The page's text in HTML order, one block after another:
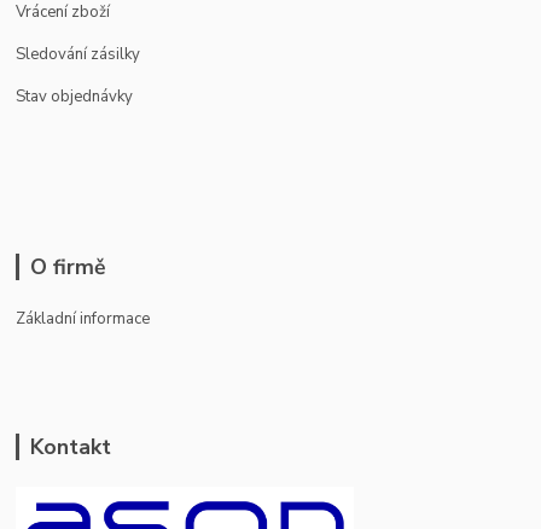
Vrácení zboží
Sledování zásilky
Stav objednávky
O firmě
Základní informace
Kontakt